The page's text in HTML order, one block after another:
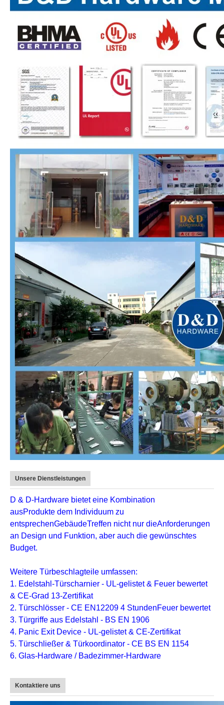
Unsere Dienstleistungen
D & D-Hardware bietet eine Kombination
ausProdukte dem Individuum zu
entsprechenGebäudeTreffen nicht nur dieAnforderungen
an Design und Funktion, aber auch die gewünschtes
Budget.
Weitere Türbeschlagteile umfassen:
1. Edelstahl-Türscharnier - UL-gelistet & Feuer bewertet
& CE-Grad 13-Zertifikat
2. Türschlösser - CE EN12209 4 StundenFeuer bewertet
3. Türgriffe aus Edelstahl - BS EN 1906
4. Panic Exit Device - UL-gelistet & CE-Zertifikat
5. Türschließer & Türkoordinator - CE BS EN 1154
6. Glas-Hardware / Badezimmer-Hardware
Kontaktiere uns